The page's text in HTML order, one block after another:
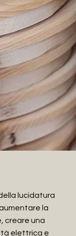
lucidatura
la
creare una
elettrica e